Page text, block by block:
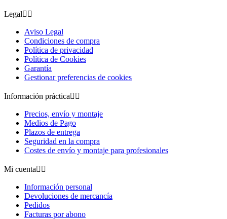
Legal 
Aviso Legal
Condiciones de compra
Política de privacidad
Política de Cookies
Garantía
Gestionar preferencias de cookies
Información práctica 
Precios, envío y montaje
Medios de Pago
Plazos de entrega
Seguridad en la compra
Costes de envío y montaje para profesionales
Mi cuenta 
Información personal
Devoluciones de mercancía
Pedidos
Facturas por abono